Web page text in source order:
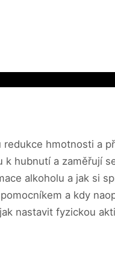
hmotnosti a
hubnutí a zaměřují
alkoholu a jak si
a kdy
nastavit fyzickou